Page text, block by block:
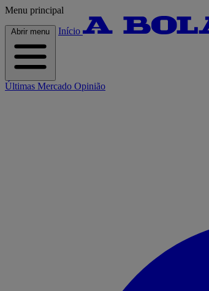
Menu principal
Abrir menu Início
Últimas Mercado Opinião